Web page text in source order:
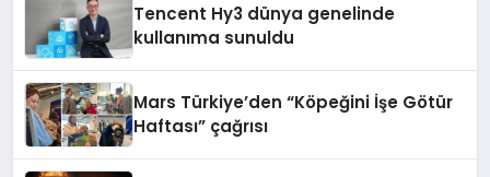
Tencent Hy3 dünya genelinde
kullanıma sunuldu
Mars Türkiye’den “Köpeğini İşe Götür
Haftası” çağrısı